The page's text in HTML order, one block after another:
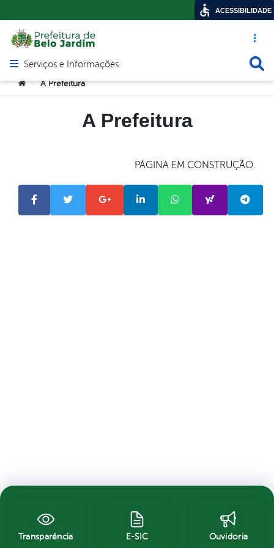
Acesso
Abrir menu principal de navegação
Serviços e Informações
Você está aqui:
> A Prefeitura
A Prefeitura
PÁGINA EM CONSTRUÇÃO.
Transparência E-SIC Ouvidoria
ACESSIBILIDADE